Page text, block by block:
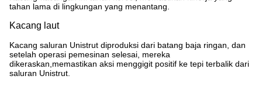
tahan lama di lingkungan yang menantang.
Kacang laut
Kacang saluran Unistrut diproduksi dari batang baja ringan, dan
setelah operasi pemesinan selesai, mereka
dikeraskan,memastikan aksi menggigit positif ke tepi terbalik dari
saluran Unistrut.